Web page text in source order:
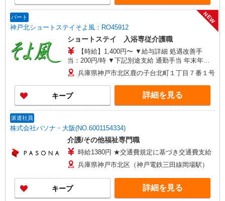
し
パート
神戸北ショートステイそよ風：RO45912
NEW
ショートステイ 入浴専従介護職
【時給】1,400円〜 ▼給与詳細 処遇改善手
当：200円/時 ▼下記別途支給 通勤手当 年末年始
手当：380円/時 ※12/300時〜1/324時 寸志あり：
年2回（6月・12月） ※業績による ※処遇改善手
当は試用期間中(3ヶ月)は支給なし
兵庫県神戸市北区鹿の子台北町１丁目７番１号
キープ 詳細を見る
派遣社員
株式会社パソナ・大阪(NO.6001154334)
介護/その他福祉専門職
時給1380円 ★交通費規定に基づき交通費支給
兵庫県神戸市北区（神戸電鉄三田線岡場駅）
キープ 詳細を見る